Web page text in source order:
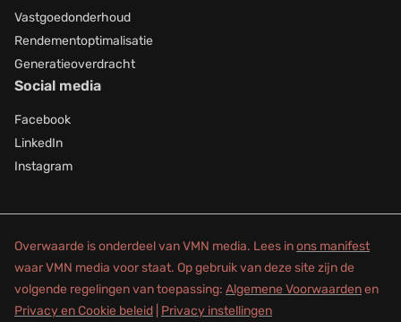
Vastgoedonderhoud
Rendementoptimalisatie
Generatieoverdracht
Social media
Facebook
LinkedIn
Instagram
Overwaarde is onderdeel van VMN media. Lees inons manifest
waar VMN media voor staat. Op gebruik van deze site zijn de
volgende regelingen van toepassing: Algemene Voorwaardenen
Privacy en Cookie beleid Privacy instellingen